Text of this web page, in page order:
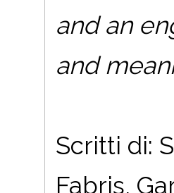
and an
and
Scritti di:
Fabris,